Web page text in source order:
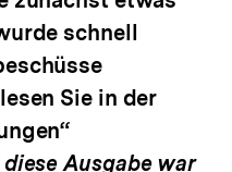
schnell
Sie in der
Ausgabe war